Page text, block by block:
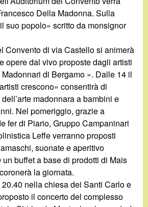
Della Madonna. Sulla
suo popolo» scritto da monsignor
Convento di via Castello si animerà
opere dal vivo proposte dagli artisti
di Bergamo ». Dalle 14 il
crescono» consentirà di
madonnara a bambini e
Nel pomeriggio, grazie a
fer di Piario, Gruppo Campaninari
Leffe verranno proposti
suonate e aperitivo
buffet a base di prodotti di Mais
la giornata.
nella chiesa dei Santi Carlo e
il concerto del complesso